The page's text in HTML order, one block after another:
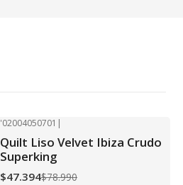
'02004050701 |
Quilt Liso Velvet Ibiza Crudo
Superking
$47.394$78.990